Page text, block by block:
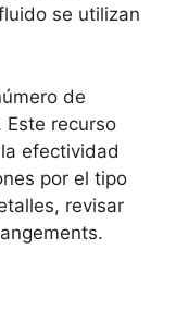
se utilizan
de
Este recurso
efectividad
por el tipo
revisar